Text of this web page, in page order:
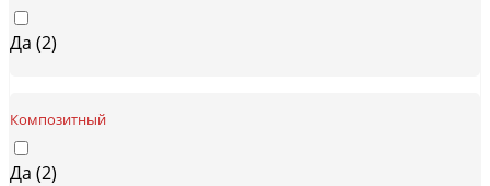
Да (2)
Композитный
Да (2)